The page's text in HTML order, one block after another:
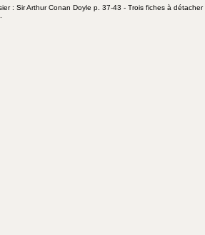
: Sir Arthur Conan Doyle p. 37-43 - Trois fiches à